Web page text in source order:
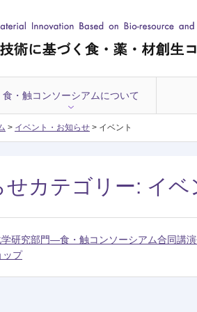
食・触コンソーシアムについて
> イベント・お知らせ > イベント
カテゴリー: イベ
研究部門―食・触コンソーシアム合同講
ップ